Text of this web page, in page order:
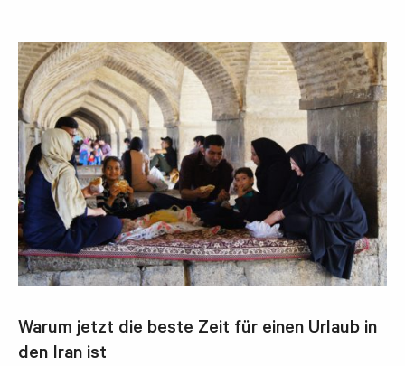
Warum jetzt die beste Zeit für einen Urlaub in
den Iran ist